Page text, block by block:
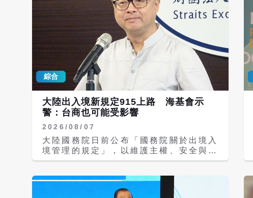
綜合
大陸出入境新規定915上路 海基會示
警：台商也可能受影響
2026/08/07
大陸國務院日前公布「國務院關於出境入
境管理的規定」，以維護主權、安全與發
展利益為由，收緊入出境邊境防控。大陸
理、保障合法權益、維護國家主權、安
全、發展利益」，將於9月15日起正式施